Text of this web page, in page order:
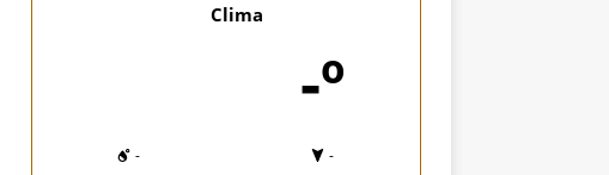
Clima
-º
-
-